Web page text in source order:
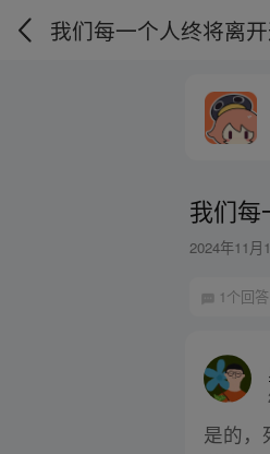
我们每一个人终将离
我们每
2024年11月
1个回答
是的，